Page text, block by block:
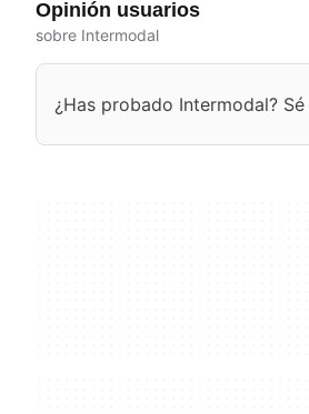
Opinión usuarios
sobre Intermodal
¿Has probado Intermodal?